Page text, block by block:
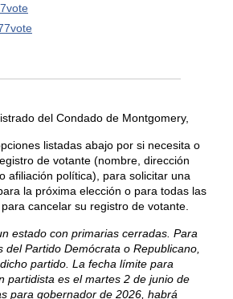
del Condado de Montgomery,
listadas abajo por si necesita o
de votante (nombre, dirección
afiliación política), para solicitar una
la próxima elección o para todas las
cancelar su registro de votante.
estado con primarias cerradas. Para
del Partido Demócrata o Republicano,
partido. La fecha límite para
partidista es el martes 2 de junio de
para gobernador de 2026, habrá